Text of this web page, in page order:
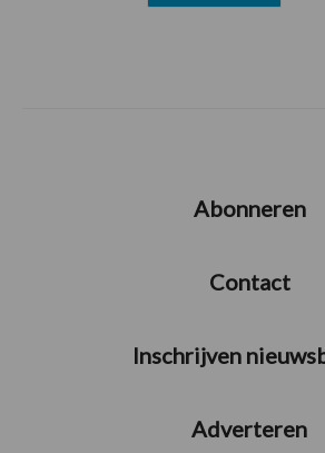
Abonneren
Contact
Inschrijven
Adverteren